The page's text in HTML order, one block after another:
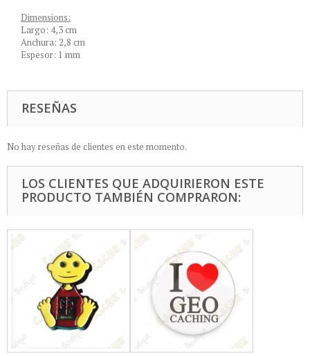
Dimensions:
Largo: 4,3 cm
Anchura: 2,8 cm
Espesor: 1 mm
RESEÑAS
No hay reseñas de clientes en este momento.
LOS CLIENTES QUE ADQUIRIERON ESTE
PRODUCTO TAMBIÉN COMPRARON: